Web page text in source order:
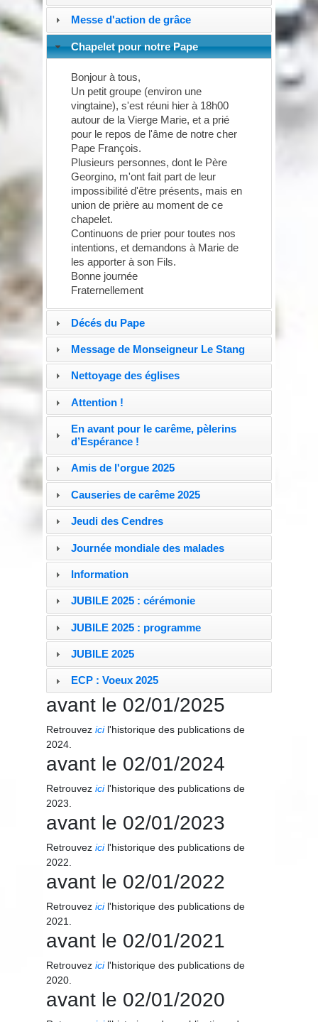
Messe d'action de grâce
Chapelet pour notre Pape
‌Bonjour à tous,
Un petit groupe (environ une
vingtaine), s'est réuni hier à 18h00
autour de la Vierge Marie, et a prié
pour le repos de l'âme de notre cher
Pape François.
Plusieurs personnes, dont le Père
Georgino, m'ont fait part de leur
impossibilité d'être présents, mais en
union de prière au moment de ce
chapelet.
Continuons de prier pour toutes nos
intentions, et demandons à Marie de
les apporter à son Fils.
Bonne journée
Fraternellement
Décés du Pape
Message de Monseigneur Le Stang
Nettoyage des églises
Attention !
En avant pour le carême, pèlerins
d’Espérance !
Amis de l'orgue 2025
Causeries de carême 2025
Jeudi des Cendres
Journée mondiale des malades
Information
JUBILE 2025 : cérémonie
JUBILE 2025 : programme
JUBILE 2025
ECP : Voeux 2025
avant le 02/01/2025
Retrouvez icil'historique des publications de
2024.
avant le 02/01/2024
Retrouvez icil'historique des publications de
2023.
avant le 02/01/2023
Retrouvez icil'historique des publications de
2022.
avant le 02/01/2022
Retrouvez icil'historique des publications de
2021.
avant le 02/01/2021
Retrouvez icil'historique des publications de
2020.
avant le 02/01/2020